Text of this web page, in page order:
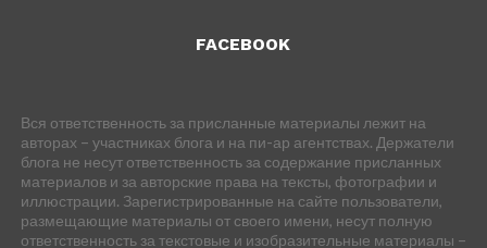
FACEBOOK
Вся ответственность за присланные материалы лежит на
авторах – участниках блога и на пи-ар агентствах. Держатели
блога не несут ответственность за содержание присланных
материалов и за авторские права на тексты, фотографии и
иллюстрации. Зарегистрированные на сайте пользователи,
размещающие материалы от своего имени, несут полную
ответственность за текстовые и изобразительные материалы –